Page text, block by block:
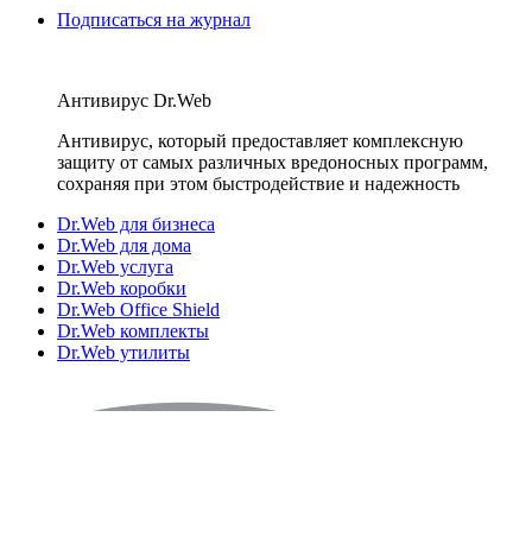
Подписаться на журнал
Антивирус Dr.Web
Антивирус, который предоставляет комплексную
защиту от самых различных вредоносных программ,
сохраняя при этом быстродействие и надежность
Dr.Web для бизнеса
Dr.Web для дома
Dr.Web услуга
Dr.Web коробки
Dr.Web Office Shield
Dr.Web комплекты
Dr.Web утилиты